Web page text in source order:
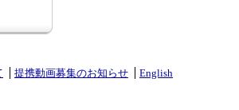
提携動画募集のお知らせ English